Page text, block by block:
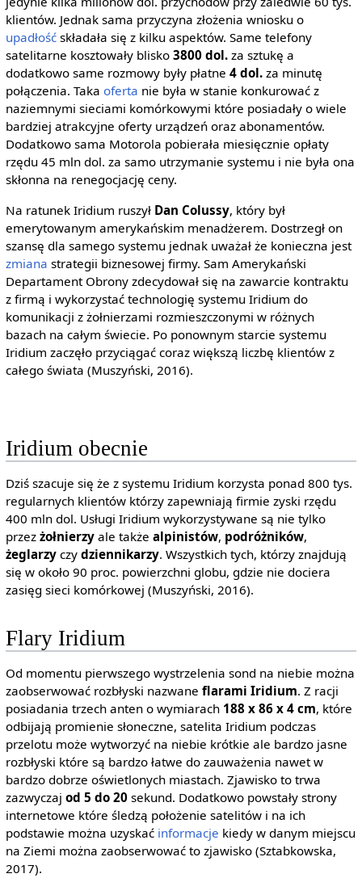
klientów. Jednak sama przyczyna złożenia wniosku o
upadłośćskładała się z kilku aspektów. Same telefony
satelitarne kosztowały blisko 3800 dol.za sztukę a
dodatkowo same rozmowy były płatne 4 dol.za minutę
połączenia. Taka oferta nie była w stanie konkurować z
naziemnymi sieciami komórkowymi które posiadały o wiele
bardziej atrakcyjne oferty urządzeń oraz abonamentów.
Dodatkowo sama Motorola pobierała miesięcznie opłaty
rzędu 45 mln dol. za samo utrzymanie systemu i nie była ona
skłonna na renegocjację ceny.
Na ratunek Iridium ruszył Dan Colussy, który był
emerytowanym amerykańskim menadżerem. Dostrzegł on
szansę dla samego systemu jednak uważał że konieczna jest
zmiana strategii biznesowej firmy. Sam Amerykański
Departament Obrony zdecydował się na zawarcie kontraktu
z firmą i wykorzystać technologię systemu Iridium do
komunikacji z żołnierzami rozmieszczonymi w różnych
bazach na całym świecie. Po ponownym starcie systemu
Iridium zaczęło przyciągać coraz większą liczbę klientów z
całego świata (Muszyński, 2016).
Iridium obecnie
Dziś szacuje się że z systemu Iridium korzysta ponad 800 tys.
regularnych klientów którzy zapewniają firmie zyski rzędu
400 mln dol. Usługi Iridium wykorzystywane są nie tylko
przez żołnierzyale także alpinistów, podróżników,
żeglarzyczy dziennikarzy. Wszystkich tych, którzy znajdują
się w około 90 proc. powierzchni globu, gdzie nie dociera
zasięg sieci komórkowej (Muszyński, 2016).
Flary Iridium
Od momentu pierwszego wystrzelenia sond na niebie można
zaobserwować rozbłyski nazwane flarami Iridium. Z racji
posiadania trzech anten o wymiarach 188 x 86 x 4 cm, które
odbijają promienie słoneczne, satelita Iridium podczas
przelotu może wytworzyć na niebie krótkie ale bardzo jasne
rozbłyski które są bardzo łatwe do zauważenia nawet w
bardzo dobrze oświetlonych miastach. Zjawisko to trwa
zazwyczaj od 5 do 20sekund. Dodatkowo powstały strony
internetowe które śledzą położenie satelitów i na ich
podstawie można uzyskać informacje kiedy w danym miejscu
na Ziemi można zaobserwować to zjawisko (Sztabkowska,
2017).